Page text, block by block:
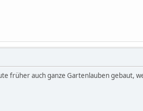
früher auch ganze Gartenlauben gebaut,